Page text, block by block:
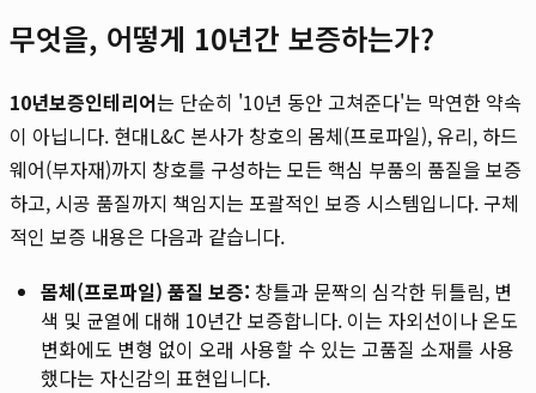
무엇을, 어떻게 10년간 보증하는가?
10년보증인테리어는 단순히 '10년 동안 고쳐준다'는 막연한 약속
이 아닙니다. 현대L&C 본사가 창호의 몸체(프로파일), 유리, 하드
웨어(부자재)까지 창호를 구성하는 모든 핵심 부품의 품질을 보증
하고, 시공 품질까지 책임지는 포괄적인 보증 시스템입니다. 구체
적인 보증 내용은 다음과 같습니다.
몸체(프로파일) 품질 보증: 창틀과 문짝의 심각한 뒤틀림, 변
색 및 균열에 대해 10년간 보증합니다. 이는 자외선이나 온도
변화에도 변형 없이 오래 사용할 수 있는 고품질 소재를 사용
했다는 자신감의 표현입니다.